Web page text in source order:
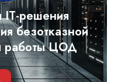
решения
безотказной
работы ЦОД